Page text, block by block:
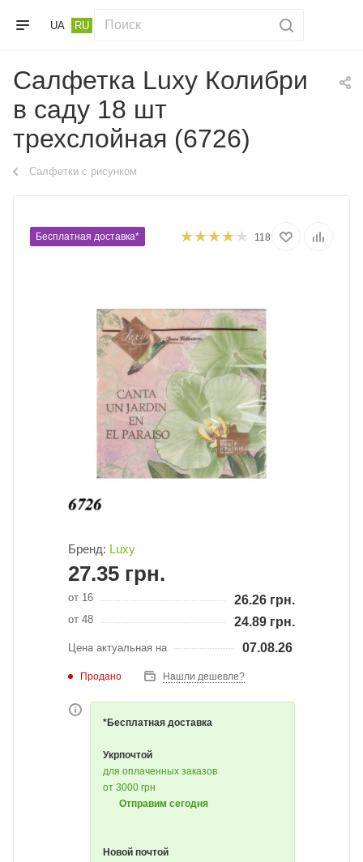
UA RU
Салфетка Luxy Колибри
в саду 18 шт
трехслойная (6726)
Салфетки с рисунком
Бесплатная доставка* 118
Бренд: Luxy
27.35 грн.
от 16 26.26 грн.
от 48 24.89 грн.
Цена актуальная на 07.08.26
Продано Нашли дешевле?
*Бесплатная доставка
Укрпочтой
для оплаченных заказов
от 3000 грн
Отправим сегодня
Новой почтой